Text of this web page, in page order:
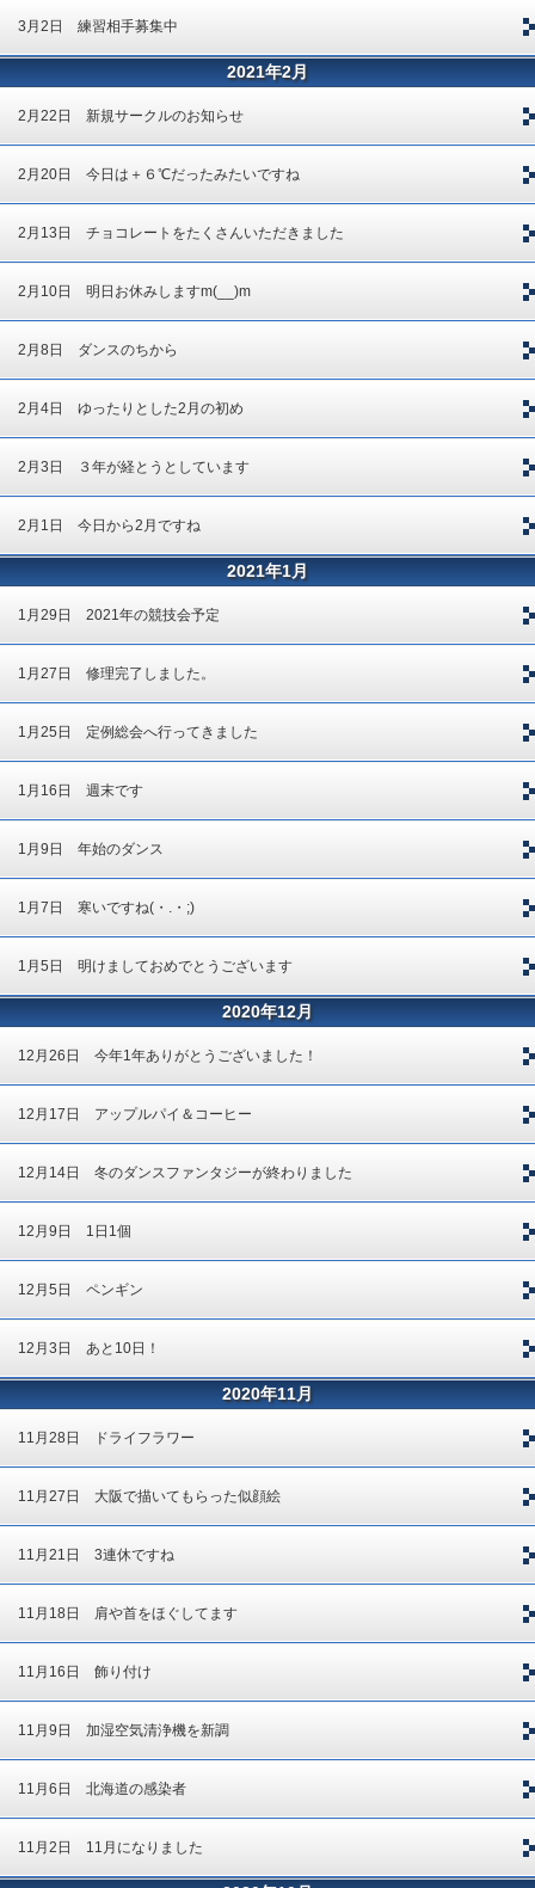
3月2日 練習相手募集中
2021年2月
2月22日 新規サークルのお知らせ
2月20日 今日は＋６℃だったみたいですね
2月13日 チョコレートをたくさんいただきました
2月10日 明日お休みしますm(__)m
2月8日 ダンスのちから
2月4日 ゆったりとした2月の初め
2月3日 ３年が経とうとしています
2月1日 今日から2月ですね
2021年1月
1月29日 2021年の競技会予定
1月27日 修理完了しました。
1月25日 定例総会へ行ってきました
1月16日 週末です
1月9日 年始のダンス
1月7日 寒いですね(・.・;)
1月5日 明けましておめでとうございます
2020年12月
12月26日 今年1年ありがとうございました！
12月17日 アップルパイ＆コーヒー
12月14日 冬のダンスファンタジーが終わりました
12月9日 1日1個
12月5日 ペンギン
12月3日 あと10日！
2020年11月
11月28日 ドライフラワー
11月27日 大阪で描いてもらった似顔絵
11月21日 3連休ですね
11月18日 肩や首をほぐしてます
11月16日 飾り付け
11月9日 加湿空気清浄機を新調
11月6日 北海道の感染者
11月2日 11月になりました